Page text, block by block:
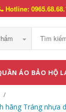
Hotline:
ÁO BẢO HỘ
hãng Tráng